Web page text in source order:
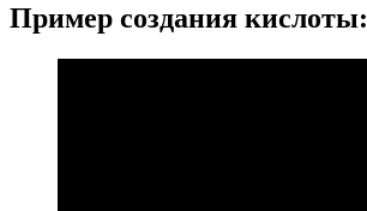
Пример создания кислоты: